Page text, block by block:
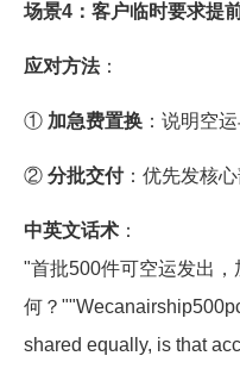
场景4：客户临时要求提
应对方法：
① 加急费置换 ：说明空
② 分批交付：优先发核
中英文话术 ：
"首批500件可空运发出，
何？ ""Wecanairship500p
shared equally, is that